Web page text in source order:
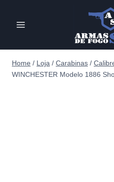
Home / Loja / Carabinas /
WINCHESTER Modelo 1886